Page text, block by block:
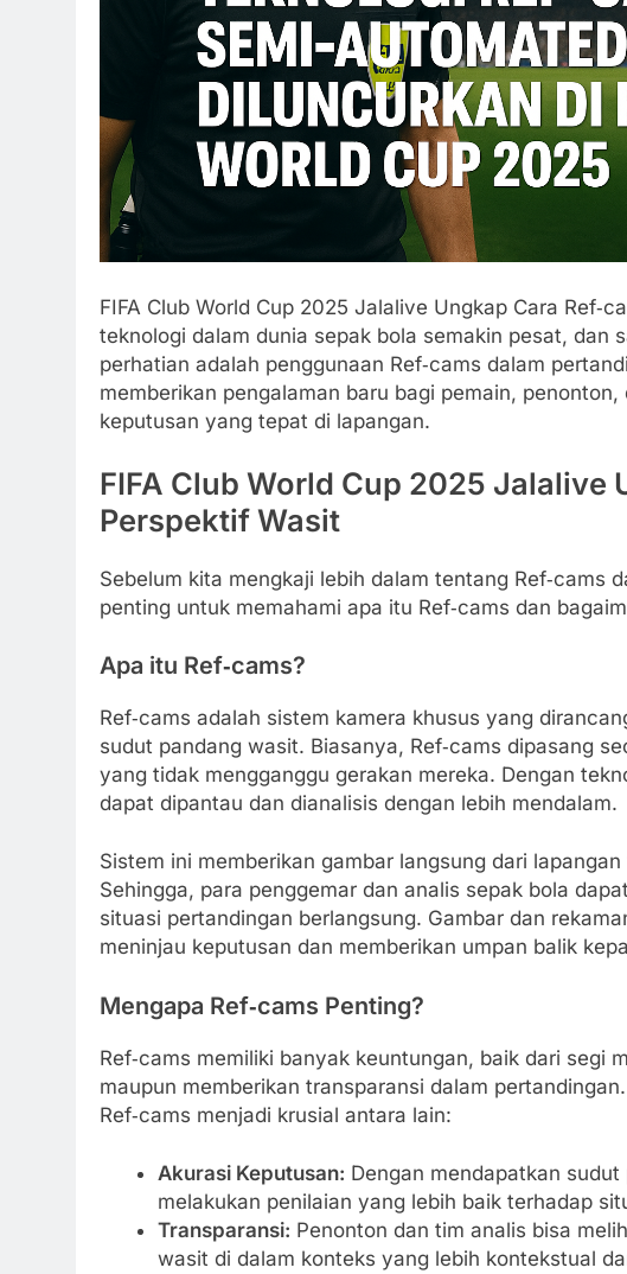
FIFA Club World Cup 2025 Jalalive Ungkap Cara
teknologi dalam dunia sepak bola semakin pesat, dan
perhatian adalah penggunaan Ref‑cams dalam
memberikan pengalaman baru bagi pemain,
keputusan yang tepat di lapangan.
FIFA Club World Cup 2025 Jalalive
Perspektif Wasit
Sebelum kita mengkaji lebih dalam tentang Ref‑cams
penting untuk memahami apa itu Ref‑cams dan
Apa itu Ref‑cams?
Ref‑cams adalah sistem kamera khusus yang
sudut pandang wasit. Biasanya, Ref‑cams dipasang
yang tidak mengganggu gerakan mereka. Dengan
dapat dipantau dan dianalisis dengan lebih mendalam.
Sistem ini memberikan gambar langsung dari
Sehingga, para penggemar dan analis sepak bola
situasi pertandingan berlangsung. Gambar dan
meninjau keputusan dan memberikan umpan balik
Mengapa Ref‑cams Penting?
Ref‑cams memiliki banyak keuntungan, baik dari segi
maupun memberikan transparansi dalam
Ref‑cams menjadi krusial antara lain:
Akurasi Keputusan: Dengan mendapatkan
melakukan penilaian yang lebih baik terhadap
Transparansi: Penonton dan tim analis bisa
wasit di dalam konteks yang lebih kontekstual